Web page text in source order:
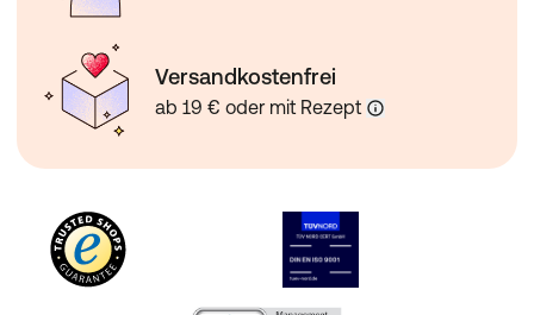
Versandkostenfrei
ab 19 € oder mit Rezept